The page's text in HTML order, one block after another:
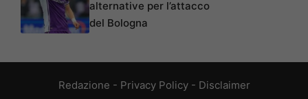
alternative per l’attacco
del Bologna
Redazione - Privacy Policy- Disclaimer